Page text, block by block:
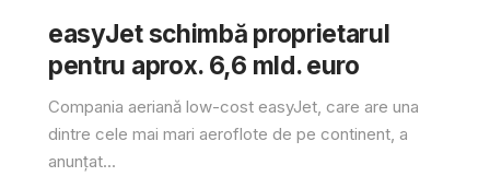
easyJet schimbă proprietarul
pentru aprox. 6,6 mld. euro
Compania aeriană low-cost easyJet, care are una
dintre cele mai mari aeroflote de pe continent, a
anunțat...